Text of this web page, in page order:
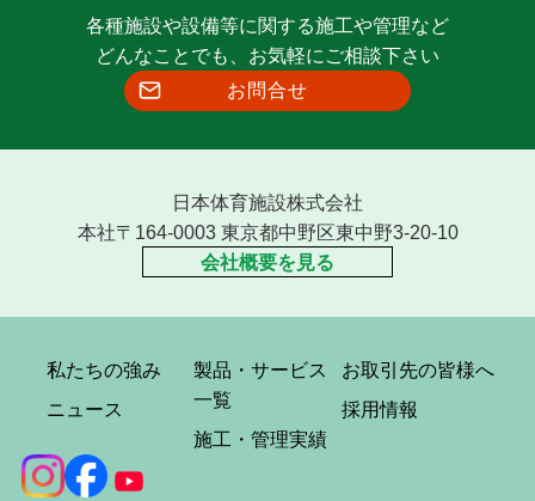
各種施設や設備等に関する施工や管理など
どんなことでも、お気軽にご相談下さい
お問合せ
日本体育施設株式会社
本社〒164-0003 東京都中野区東中野3-20-10
会社概要を見る
私たちの強み
ニュース
製品・サービス
一覧
施工・管理実績
お取引先の皆様へ
採用情報